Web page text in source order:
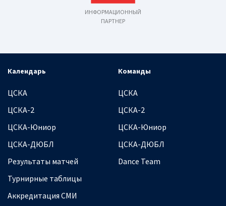
ИНФОРМАЦИОННЫЙ
ПАРТНЕР
Календарь
ЦСКА
ЦСКА-2
ЦСКА-Юниор
ЦСКА-ДЮБЛ
Результаты матчей
Турнирные таблицы
Аккредитация СМИ
Команды
ЦСКА
ЦСКА-2
ЦСКА-Юниор
ЦСКА-ДЮБЛ
Dance Team